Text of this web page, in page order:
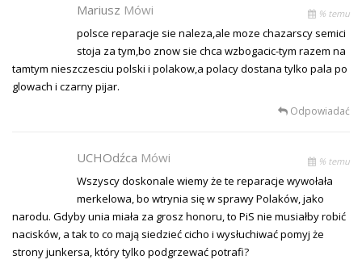
Mariusz Mówi % temu
polsce reparacje sie naleza,ale moze chazarscy semici
stoja za tym,bo znow sie chca wzbogacic-tym razem na
tamtym nieszczesciu polski i polakow,a polacy dostana tylko pala po
glowach i czarny pijar.
Odpowiadać
UCHOdźca Mówi % temu
Wszyscy doskonale wiemy że te reparacje wywołała
merkelowa, bo wtrynia się w sprawy Polaków, jako
narodu. Gdyby unia miała za grosz honoru, to PiS nie musiałby robić
nacisków, a tak to co mają siedzieć cicho i wysłuchiwać pomyj że
strony junkersa, który tylko podgrzewać potrafi?